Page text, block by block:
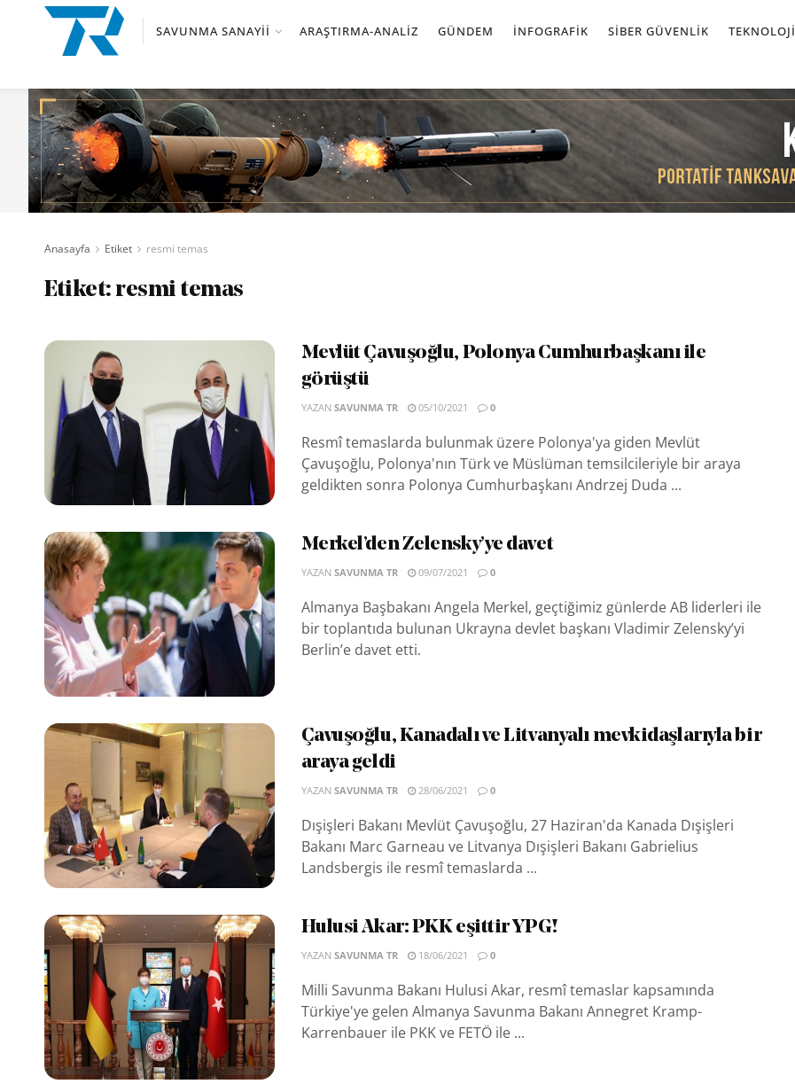
SAVUNMA SANAYII ARAŞTIRMA-ANALIZ GÜNDEM İNFOGRAFIK SIBER GÜVENLIK TEKNOLOJI
Anasayfa Etiket resmi temas
Etiket:resmi temas
Mevlüt Çavuşoğlu, Polonya Cumhurbaşkanı ile
görüştü
YAZAN SAVUNMA TR 05/10/2021 0
Resmî temaslarda bulunmak üzere Polonya'ya giden Mevlüt
Çavuşoğlu, Polonya'nın Türk ve Müslüman temsilcileriyle bir araya
geldikten sonra Polonya Cumhurbaşkanı Andrzej Duda ...
Merkel’den Zelensky’ye davet
YAZAN SAVUNMA TR 09/07/2021 0
Almanya Başbakanı Angela Merkel, geçtiğimiz günlerde AB liderleri ile
bir toplantıda bulunan Ukrayna devlet başkanı Vladimir Zelensky’yi
Berlin’e davet etti.
Çavuşoğlu, Kanadalı ve Litvanyalı mevkidaşlarıyla bir
araya geldi
YAZAN SAVUNMA TR 28/06/2021 0
Dışişleri Bakanı Mevlüt Çavuşoğlu, 27 Haziran'da Kanada Dışişleri
Bakanı Marc Garneau ve Litvanya Dışişleri Bakanı Gabrielius
Landsbergis ile resmî temaslarda ...
Hulusi Akar: PKK eşittir YPG!
YAZAN SAVUNMA TR 18/06/2021 0
Milli Savunma Bakanı Hulusi Akar, resmî temaslar kapsamında
Türkiye'ye gelen Almanya Savunma Bakanı Annegret Kramp-
Karrenbauer ile PKK ve FETÖ ile ...